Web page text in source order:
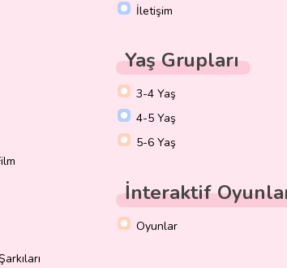
İletişim
Yaş Grupları
3-4 Yaş
4-5 Yaş
5-6 Yaş
İnteraktif
Oyunlar